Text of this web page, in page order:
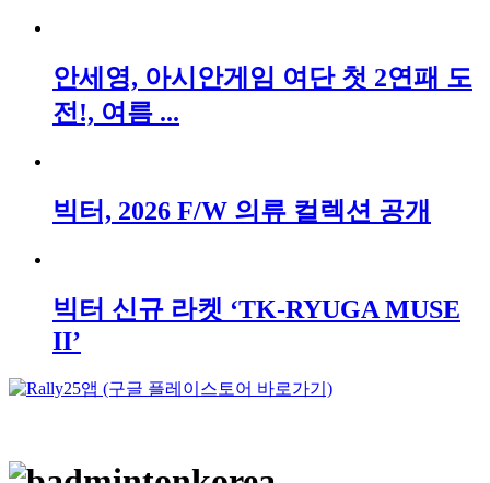
안세영, 아시안게임 여단 첫 2연패 도
전!, 여름 ...
빅터, 2026 F/W 의류 컬렉션 공개
빅터 신규 라켓 ‘TK-RYUGA MUSE
II’